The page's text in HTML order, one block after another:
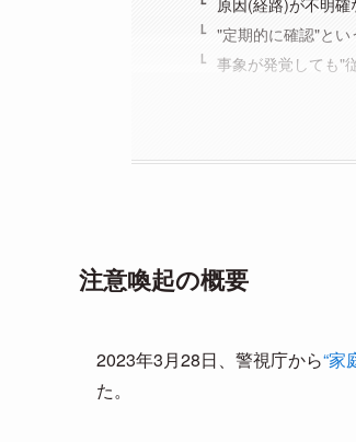
"定期的に確認"と
事象が発覚しても"
注意喚起の概要
2023年3月28日、警視庁から“家
た。